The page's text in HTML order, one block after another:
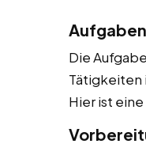
Aufgaben
Die
Tätigkeiten
Hier ist